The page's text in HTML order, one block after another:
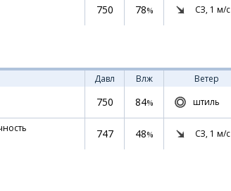
750 78% СЗ, 1 м/с
Давл Влж
Ветер
750 84% штиль
747 48% СЗ, 1 м/с